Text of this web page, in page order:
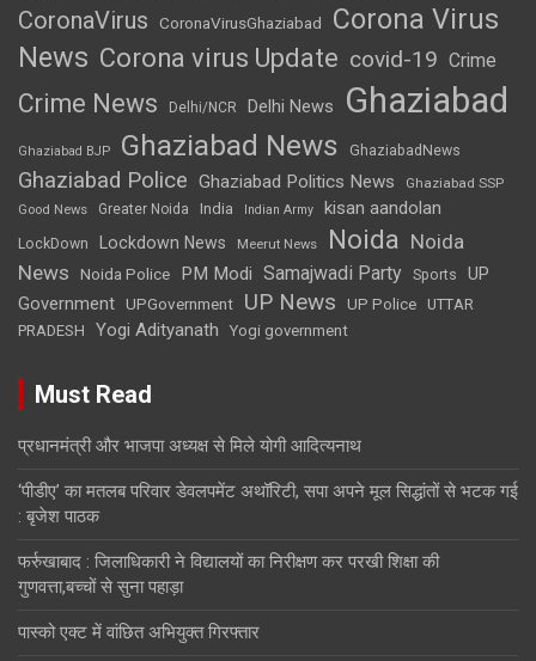
CoronaVirus CoronaVirusGhaziabad
Corona Virus
News Corona virus Update covid-19 Crime
Crime News Delhi/NCR Delhi News Ghaziabad
Ghaziabad BJP Ghaziabad News GhaziabadNews
Ghaziabad Police Ghaziabad Politics News Ghaziabad SSP
Good News Greater Noida India Indian Army kisan aandolan
LockDown Lockdown News Meerut News Noida Noida
News
Noida Police PM Modi Samajwadi Party Sports
UP
Government UPGovernment UP News UP Police
UTTAR
PRADESH
Yogi Adityanath Yogi government
Must Read
प्रधानमंत्री और भाजपा अध्यक्ष से मिले योगी आदित्यनाथ
‘पीडीए’ का मतलब परिवार डेवलपमेंट अथॉरिटी, सपा अपने मूल सिद्धांतों से भटक गई
: बृजेश पाठक
फर्रुखाबाद : जिलाधिकारी ने विद्यालयों का निरीक्षण कर परखी शिक्षा की
गुणवत्ता,बच्चों से सुना पहाड़ा
पास्को एक्ट में वांछित अभियुक्त गिरफ्तार